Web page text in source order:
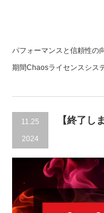
パフォーマンスと信頼性の
期間Chaosライセンスシス
11.25
2024
【終了し